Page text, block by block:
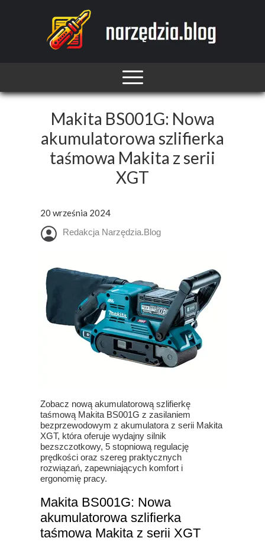
Makita BS001G: Nowa
akumulatorowa szlifierka
taśmowa Makita z serii
XGT
20 września 2024
Redakcja Narzędzia.Blog
Zobacz nową akumulatorową szlifierkę
taśmową Makita BS001G z zasilaniem
bezprzewodowym z akumulatora z serii Makita
XGT, która oferuje wydajny silnik
bezszczotkowy, 5 stopniową regulację
prędkości oraz szereg praktycznych
rozwiązań, zapewniających komfort i
ergonomię pracy.
Makita BS001G: Nowa
akumulatorowa szlifierka
taśmowa Makita z serii XGT